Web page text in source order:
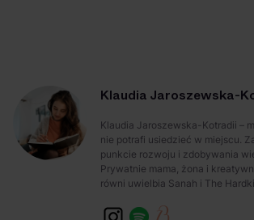
Klaudia Jaroszewska-
Klaudia Jaroszewska-Kotradii –
nie potrafi usiedzieć w miejscu.
punkcie rozwoju i zdobywania
Prywatnie mama, żona i
równi uwielbia Sanah i The